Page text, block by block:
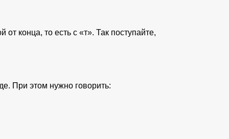
конца, то есть с «т». Так поступайте,
При этом нужно говорить: